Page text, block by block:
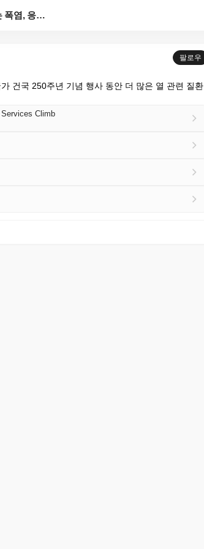
워싱턴 DC를 질식시키는 폭염, 응급 의료 서비스 요청...
팔로우
건국 250주년 기념 행사 동안 더 많은 열 관련 질환
Climb